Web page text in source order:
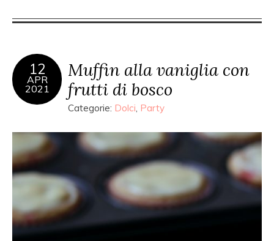
12
APR
2021
Muffin alla vaniglia con
frutti di bosco
Categorie: Dolci, Party